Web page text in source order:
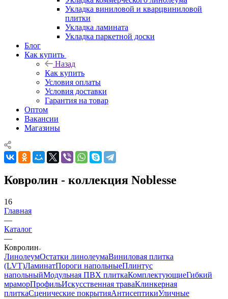
Укладка виниловой и кварцвиниловой
плитки
Укладка ламината
Укладка паркетной доски
Блог
Как купить
Назад
Как купить
Условия оплаты
Условия доставки
Гарантия на товар
Оптом
Вакансии
Магазины
Ковролин - коллекция Noblesse
16
Главная
—
Каталог
—
Ковролин
ЛинолеумОстатки линолеумаВиниловая плитка
(LVT)ЛаминатПороги напольныеПлинтус
напольныйМодульная ПВХ плиткаКомплектующиеГибкий
мраморПрофильИскусственная траваКлинкерная
плиткаСценические покрытияАнтисептикиУличные